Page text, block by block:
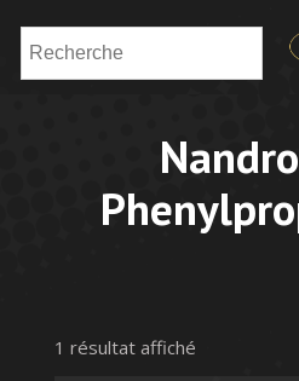
1 résultat affiché